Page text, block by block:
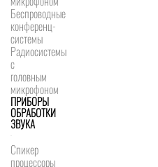
Беспроводные
конференц-
системы
Радиосистемы
с
головным
микрофоном
ПРИБОРЫ
ОБРАБОТКИ
ЗВУКА
Спикер
процессоры